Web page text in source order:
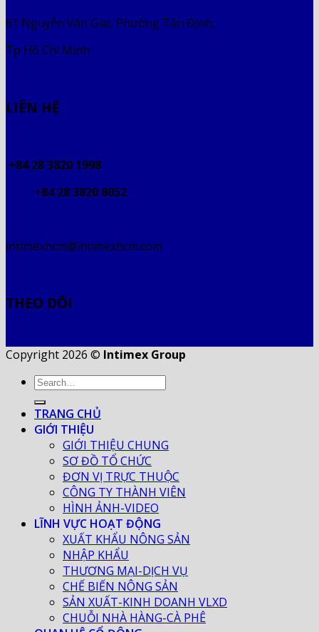
61 Nguyễn Văn Giai, Phường Tân Định,
Tp Hồ Chí Minh
LIÊN HỆ
+84 28 3820 1998
+84 28 3820 8052
intimexhcm@intimexhcm.com
THEO DÕI
Copyright 2026 © Intimex Group
TRANG CHỦ
GIỚI THIỆU
GIỚI THIỆU CHUNG
SƠ ĐỒ TỔ CHỨC
ĐƠN VỊ TRỰC THUỘC
CÔNG TY THÀNH VIÊN
HÌNH ẢNH-VIDEO
LĨNH VỰC HOẠT ĐỘNG
XUẤT KHẨU NÔNG SẢN
NHẬP KHẨU
THƯƠNG MẠI-DỊCH VỤ
CHẾ BIẾN NÔNG SẢN
SẢN XUẤT-KINH DOANH VLXD
CHUỖI NHÀ HÀNG-CÀ PHÊ